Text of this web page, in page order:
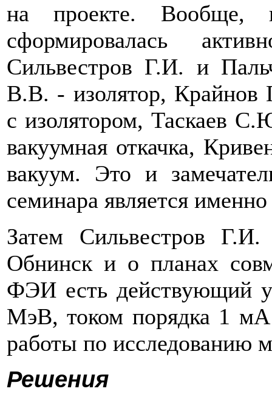
на проекте. Вообще,
сформировалась
Сильвестров Г.И. и
В.В. - изолятор, Крайнов
с изолятором, Таскаев
вакуумная откачка,
вакуум. Это и
семинара является
Затем Сильвестров
Обнинск и о планах
ФЭИ есть действующий
МэВ, током порядка 1 мА
работы по исследованию
Решения